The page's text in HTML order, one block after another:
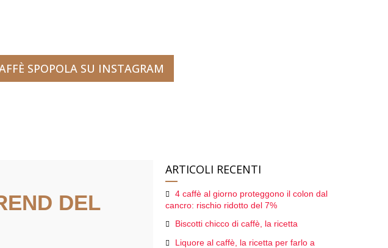
SPOPOLA SU INSTAGRAM
DEL
ARTICOLI RECENTI
4 caffè al giorno proteggono il colon dal
cancro: rischio ridotto del 7%
Biscotti chicco di caffè, la ricetta
Liquore al caffè, la ricetta per farlo a